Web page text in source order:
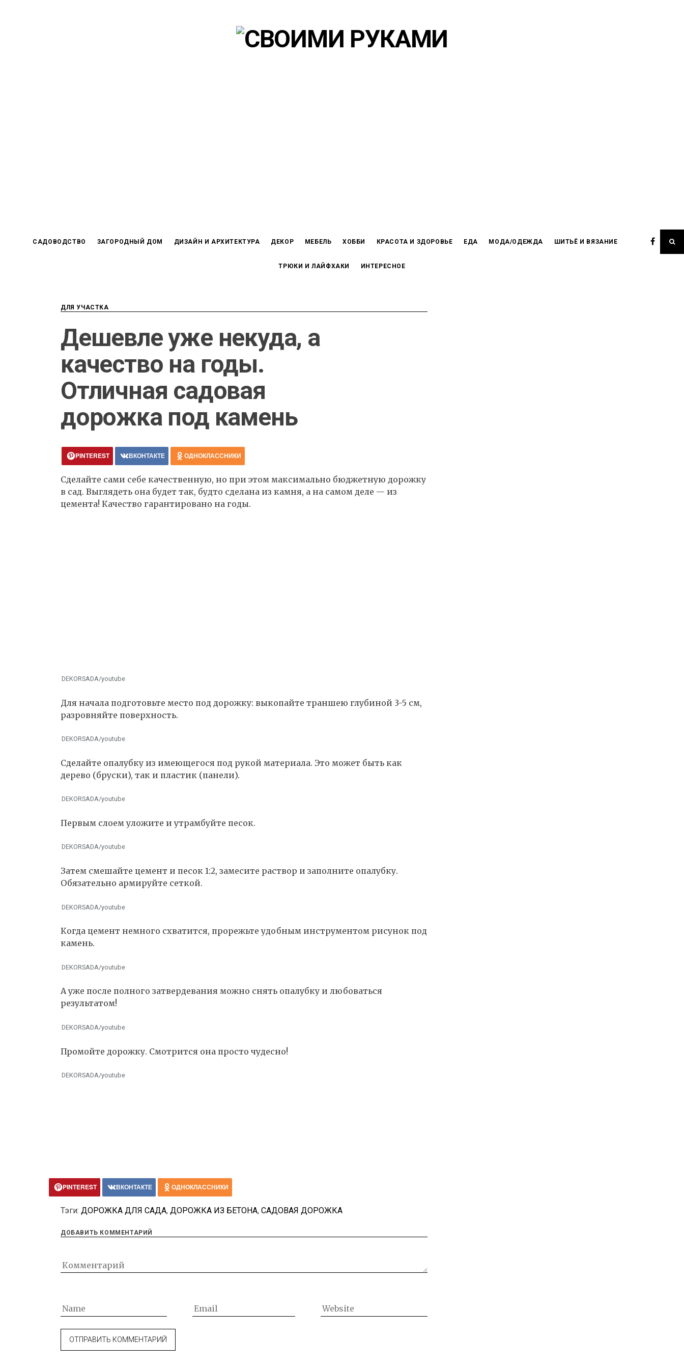
САДОВОДСТВО ЗАГОРОДНЫЙ ДОМ ДИЗАЙН И АРХИТЕКТУРА ДЕКОР МЕБЕЛЬ ХОББИ КРАСОТА И ЗДОРОВЬЕ ЕДА МОДА/ОДЕЖДА ШИТЬЁ И ВЯЗАНИЕ
ТРЮКИ И ЛАЙФХАКИ ИНТЕРЕСНОЕ
ДЛЯ УЧАСТКА
Дешевле уже некуда, а
качество на годы.
Отличная садовая
дорожка под камень
PINTEREST ВКОНТАКТЕ ОДНОКЛАССНИКИ
Сделайте сами себе качественную, но при этом максимально бюджетную дорожку
в сад. Выглядеть она будет так, будто сделана из камня, а на самом деле — из
цемента! Качество гарантировано на годы.
DEKORSADA/youtube
Для начала подготовьте место под дорожку: выкопайте траншею глубиной 3-5 см,
разровняйте поверхность.
DEKORSADA/youtube
Сделайте опалубку из имеющегося под рукой материала. Это может быть как
дерево (бруски), так и пластик (панели).
DEKORSADA/youtube
Первым слоем уложите и утрамбуйте песок.
DEKORSADA/youtube
Затем смешайте цемент и песок 1:2, замесите раствор и заполните опалубку.
Обязательно армируйте сеткой.
DEKORSADA/youtube
Когда цемент немного схватится, прорежьте удобным инструментом рисунок под
камень.
DEKORSADA/youtube
А уже после полного затвердевания можно снять опалубку и любоваться
результатом!
DEKORSADA/youtube
Промойте дорожку. Смотрится она просто чудесно!
DEKORSADA/youtube
PINTEREST ВКОНТАКТЕ ОДНОКЛАССНИКИ
Тэги: ДОРОЖКА ДЛЯ САДА, ДОРОЖКА ИЗ БЕТОНА, САДОВАЯ ДОРОЖКА
ДОБАВИТЬ КОММЕНТАРИЙ